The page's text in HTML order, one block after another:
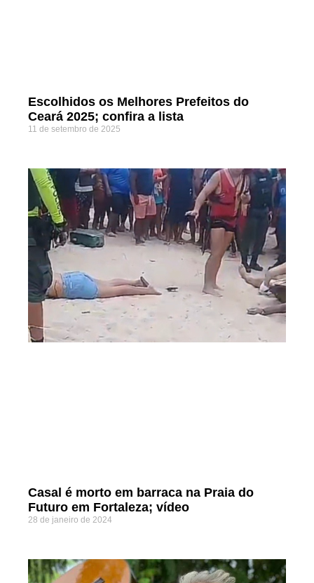
Escolhidos os Melhores Prefeitos do
Ceará 2025; confira a lista
11 de setembro de 2025
Casal é morto em barraca na Praia do
Futuro em Fortaleza; vídeo
28 de janeiro de 2024